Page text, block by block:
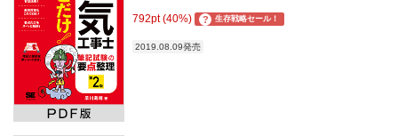
792pt (40%) ? 生存戦略セール！
2019.08.09発売